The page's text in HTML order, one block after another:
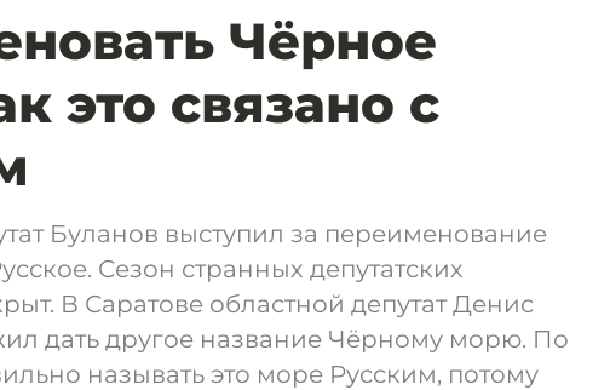
Чёрное
это связано с
Буланов выступил за переименование
Сезон странных депутатских
В Саратове областной депутат Денис
дать другое название Чёрному морю. По
называть это море Русским, потому